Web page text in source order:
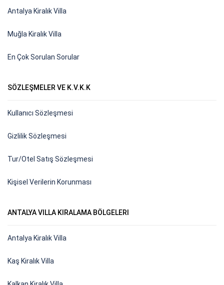
Antalya Kiralık Villa
Muğla Kiralık Villa
En Çok Sorulan Sorular
SÖZLEŞMELER VE K.V.K.K
Kullanıcı Sözleşmesi
Gizlilik Sözleşmesi
Tur/Otel Satış Sözleşmesi
Kişisel Verilerin Korunması
ANTALYA VILLA KIRALAMA BÖLGELERI
Antalya Kiralık Villa
Kaş Kiralık Villa